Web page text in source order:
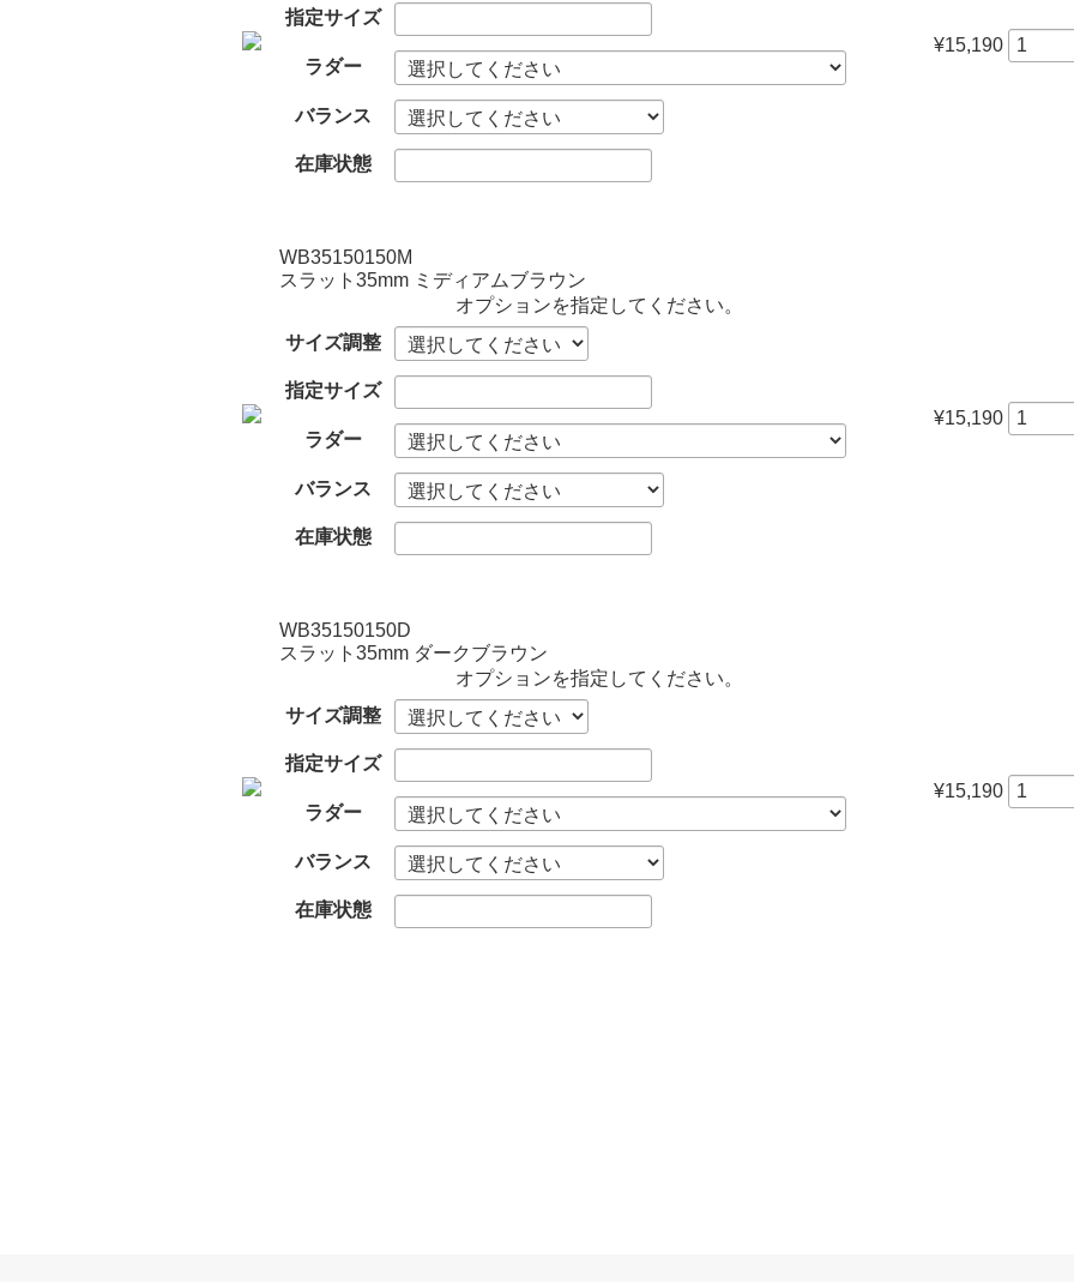
指定サイズ
ラダー
バランス
在庫状態
¥15,190
WB35150150M
スラット35mm ミディアムブラウン
オプションを指定してください。
サイズ調整
指定サイズ
ラダー
バランス
在庫状態
¥15,190
WB35150150D
スラット35mm ダークブラウン
オプションを指定してください。
サイズ調整
指定サイズ
ラダー
バランス
在庫状態
¥15,190